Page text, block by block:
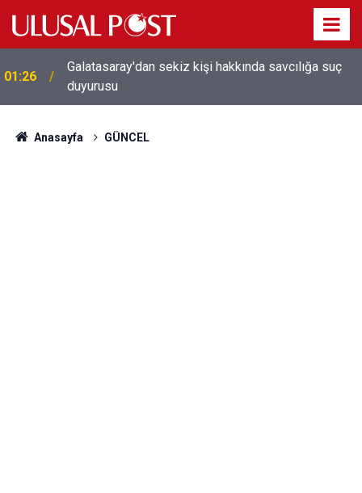
01:26
Galatasaray'dan sekiz kişi hakkında savcılığa suç
duyurusu
Anasayfa GÜNCEL